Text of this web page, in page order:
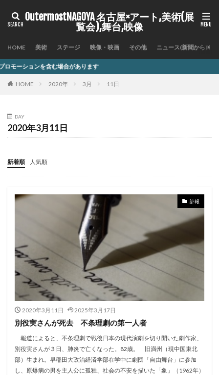
OutermostNAGOYA 名古屋×アート,美術(展
覧会),舞台,映像
HOME 美術 ステージ 映像・映画 その他 ニュース(新聞から)
合があります
HOME 2020年 3月 11日
DAY
2020年3月11日
新着順 人気順
訃報
2020年3月11日 2025年3月17日
別役実さんが死去 不条理劇の第一人者
報道によると、不条理劇で戦後日本の現代演劇を切り開いた劇作家、
別役実さんが３日、肺炎で亡くなった。82歳。 旧満州（現中国東北
部）生まれ。早稲田大政治経済学部在学中に劇団「自由舞台」に参加
し、原爆病の男を主人公に孤独、社会の不安を描いた「象」（1962年）